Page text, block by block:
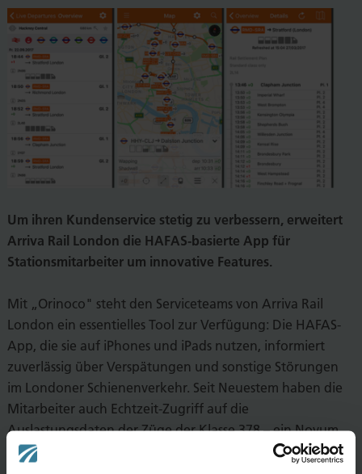
Um ihren Kundenservice stetig zu verbessern, erweitert
Arriva Rail London die HAFAS-basierte App für
Stationsmitarbeiter um innovative Features.
Mit „Orinoco" steht den Serviceteams von Arriva Rail
London ein essentielles Tool zur Verfügung: Die HAFAS-
App, die sie auf iPhones und iPads nutzen, informiert
zuverlässig über Verspätungen und sonstige Störungen
im Londoner Schienenverkehr. Seit Neuestem haben die
Mitarbeiter auch Echtzeit-Zugriff auf die
Auslastungsdaten der Züge der Klasse 378 – ein Novum
auf dem britischen Markt.